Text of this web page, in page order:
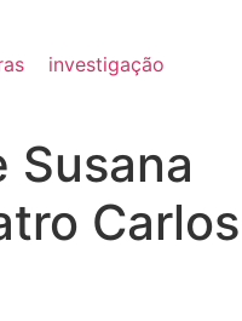
investigação
Susana
Carlos